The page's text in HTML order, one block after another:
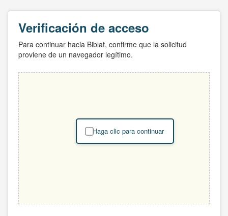
Verificación de acceso
Para continuar hacia Biblat, confirme que la solicitud
proviene de un navegador legítimo.
Haga clic para continuar